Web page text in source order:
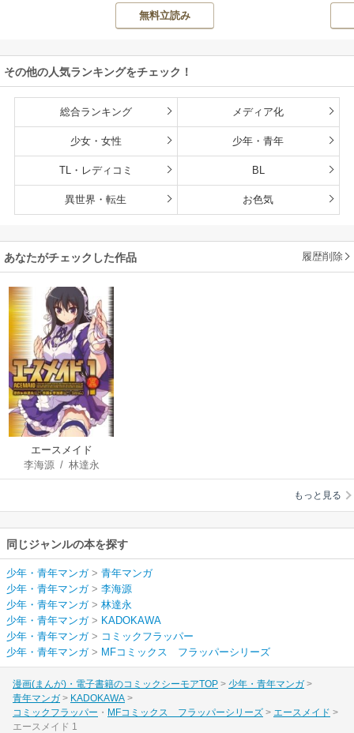
くなるチート能力
持ち転生者だけど
雄たちの母乳で成
長して無双します
房雪/ マップ
無料立読み
その他の人気ランキングをチェック！
総合ランキング メディア化
少女・女性 少年・青年
TL・レディコミ BL
異世界・転生 お色気
あなたがチェックした作品 履歴削除
エースメイド
李海源/ 林達永
もっと見る
同じジャンルの本を探す
少年・青年マンガ> 青年マンガ
少年・青年マンガ> 李海源
少年・青年マンガ> 林達永
少年・青年マンガ> KADOKAWA
少年・青年マンガ> コミックフラッパー
少年・青年マンガ> MFコミックス フラッパーシリーズ
漫画(まんが)・電子書籍のコミックシーモアTOP
少年・青年マンガ
青年マンガ
KADOKAWA
コミックフラッパー
MFコミックス フラッパーシリーズ
エースメイド
エースメイド 1